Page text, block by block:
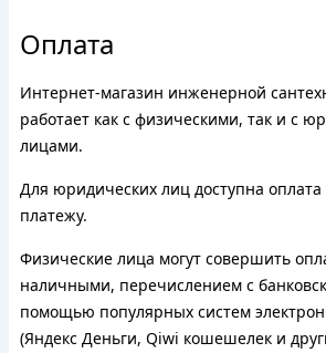
Оплата
Интернет-магазин инженерной
работает как с физическими, так и с
лицами.
Для юридических лиц доступна
платежу.
Физические лица могут совершить
наличными, перечислением с
помощью популярных систем
(Яндекс Деньги, Qiwi кошешелек и